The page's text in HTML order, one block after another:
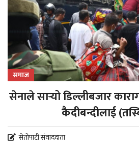
समाज
सेनाले सार्‍यो डिल्लीबजार
कैदीबन्दीलाई
सेतोपाटी संवाददाता